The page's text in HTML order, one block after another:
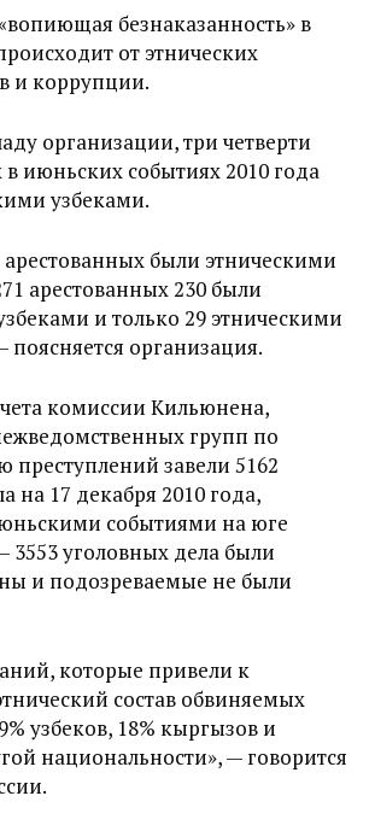
безнаказанность» в
от этнических
и коррупции.
организации, три четверти
июньских событиях 2010 года
узбеками.
были этническими
арестованных 230 были
и только 29 этническими
организация.
комиссии Кильюнена,
групп по
преступлений завели 5162
на 17 декабря 2010 года,
событиями на юге
3553 уголовных дела были
и подозреваемые не были
которые привели к
состав обвиняемых
узбеков, 18% кыргызов и
национальности», — говорится